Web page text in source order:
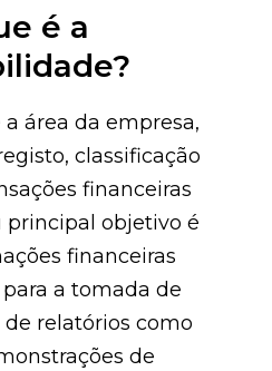
é a
área da empresa,
classificação
financeiras
principal objetivo é
financeiras
a tomada de
de relatórios como
de